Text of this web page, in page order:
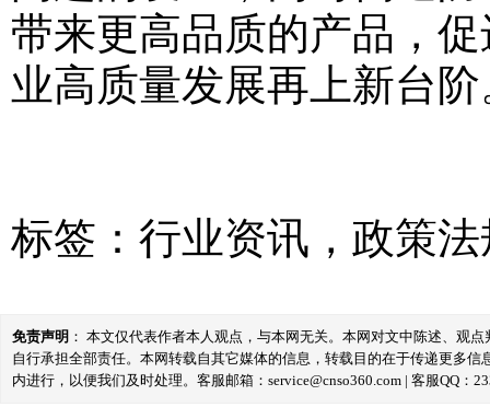
带来更高品质的产品，
业高质量发展再上新台阶
标签： 行业资讯 ， 政策法
免责声明 ： 本文仅代表作者本人观点，与本网无关。本网对文中陈述、观
自行承担全部责任。本网转载自其它媒体的信息，转载目的在于传递更多
内进行，以便我们及时处理。客服邮箱：service@cnso360.com | 客服QQ：